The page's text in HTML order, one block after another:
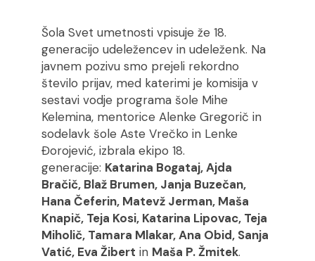
Šola Svet umetnosti vpisuje že 18.
generacijo udeležencev in udeleženk. Na
javnem pozivu smo prejeli rekordno
število prijav, med katerimi je komisija v
sestavi vodje programa šole Mihe
Kelemina, mentorice Alenke Gregorič in
sodelavk šole Aste Vrečko in Lenke
Đorojević, izbrala ekipo 18.
generacije: Katarina Bogataj, Ajda
Bračič, Blaž Brumen, Janja Buzečan,
Hana Čeferin, Matevž Jerman, Maša
Knapič, Teja Kosi, Katarina Lipovac, Teja
Miholič, Tamara Mlakar, Ana Obid, Sanja
Vatić, Eva Žibert in Maša P. Žmitek.